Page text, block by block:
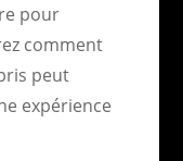
pour
comment
peut
expérience